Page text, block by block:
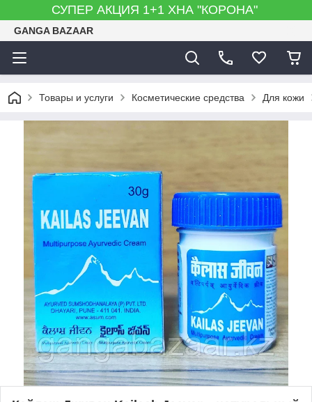
СУПЕР АКЦИЯ 1+1 ХНА "КОРОНА"
GANGA BAZAAR
Товары и услуги Косметические средства Для кожи